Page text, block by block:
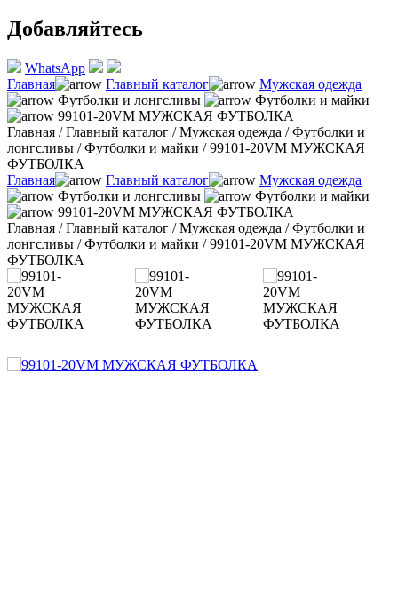
Добавляйтесь
WhatsApp
Главная
Главный каталог
Мужская одежда
Футболки и лонгсливы
Футболки и майки
99101-20VM МУЖСКАЯ ФУТБОЛКА
Главная /Главный каталог /Мужская одежда /Футболки и
лонгсливы /Футболки и майки /99101-20VM МУЖСКАЯ
ФУТБОЛКА
Главная
Главный каталог
Мужская одежда
Футболки и лонгсливы
Футболки и майки
99101-20VM МУЖСКАЯ ФУТБОЛКА
Главная /Главный каталог /Мужская одежда /Футболки и
лонгсливы /Футболки и майки /99101-20VM МУЖСКАЯ
ФУТБОЛКА